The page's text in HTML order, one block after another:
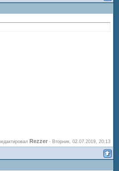
Rezzer - Вторник, 02.07.2019, 20:13